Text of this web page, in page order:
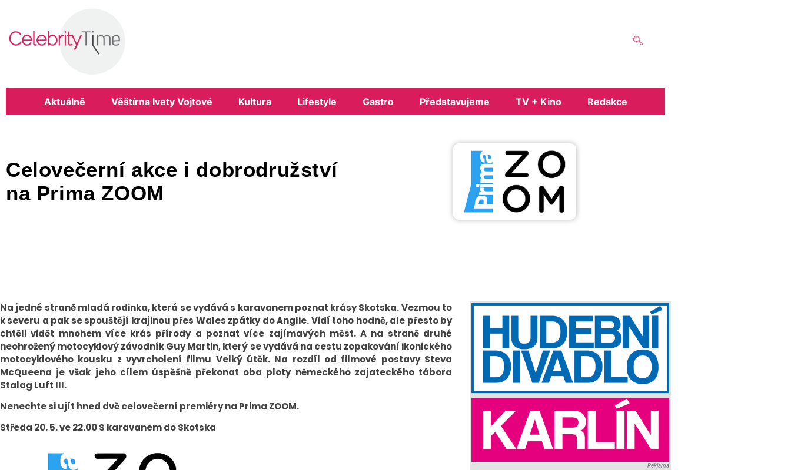
Aktuálně Věštírna Ivety Vojtové Kultura Lifestyle Gastro Představujeme TV + Kino Redakce
Celovečerní akce i dobrodružství
na Prima ZOOM
Na jedné straně mladá rodinka, která se vydává s karavanem poznat krásy Skotska. Vezmou to
k severu a pak se spouštějí krajinou přes Wales zpátky do Anglie. Vidí toho hodně, ale přesto by
chtěli vidět mnohem více krás přírody a poznat více zajímavých měst. A na straně druhé
neohrožený motocyklový závodník Guy Martin, který se vydává na cestu zopakování ikonického
motocyklového kousku z vyvrcholení filmu Velký útěk. Na rozdíl od filmové postavy Steva
McQueena je však jeho cílem úspěšně překonat oba ploty německého zajateckého tábora
Stalag Luft III.
Nenechte si ujít hned dvě celovečerní premiéry na Prima ZOOM.
Středa 20. 5. ve 22.00 S karavanem do Skotska
Reklama